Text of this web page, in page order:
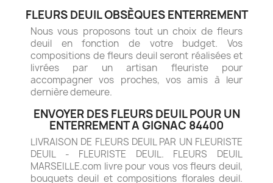
FLEURS DEUIL OBSÈQUES ENTERREMENT
Nous vous proposons tout un choix de fleurs
deuil en fonction de votre budget. Vos
compositions de fleurs deuil seront réalisées et
livrées par un artisan fleuriste pour
accompagner vos proches, vos amis à leur
dernière demeure.
ENVOYER DES FLEURS DEUIL POUR UN
ENTERREMENT A GIGNAC 84400
LIVRAISON DE FLEURS DEUIL PAR UN FLEURISTE
DEUIL - FLEURISTE DEUIL. FLEURS DEUIL
MARSEILLE.com livre pour vous vos fleurs deuil,
bouquets deuil et compositions florales deuil.